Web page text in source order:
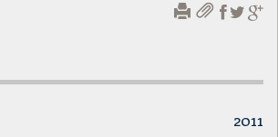
2011